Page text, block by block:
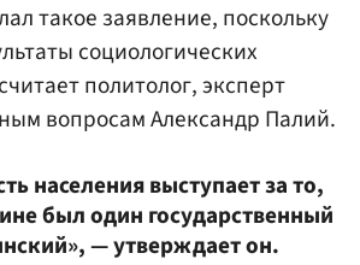
такое заявление, поскольку
социологических
политолог, эксперт
вопросам Александр Палий.
населения выступает за то,
был один государственный
— утверждает он.